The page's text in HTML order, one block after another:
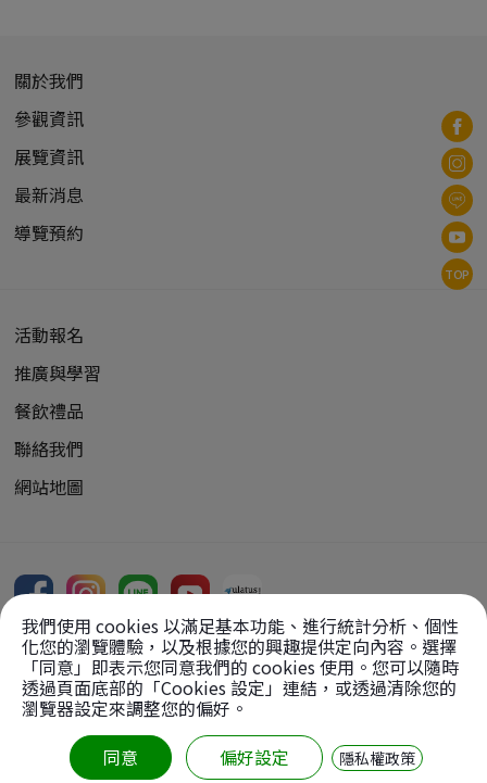
關於我們
參觀資訊
展覽資訊
最新消息
導覽預約
活動報名
推廣與學習
餐飲禮品
聯絡我們
網站地圖
Copyright Reserved, 2026
【轉載圖文請先徵求同意】
TOP
我們使用 cookies 以滿足基本功能、進行統計分析、個性
化您的瀏覽體驗，以及根據您的興趣提供定向內容。選擇
「同意」即表示您同意我們的 cookies 使用。您可以隨時
透過頁面底部的「Cookies 設定」連結，或透過清除您的
瀏覽器設定來調整您的偏好。
同意
偏好設定 隱私權政策